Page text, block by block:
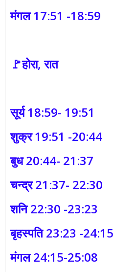
मंगल 17:51 -18:59
🚩होरा, रात
सूर्य 18:59- 19:51
शुक्र 19:51 -20:44
बुध 20:44- 21:37
चन्द्र 21:37- 22:30
शनि 22:30 -23:23
बृहस्पति 23:23 -24:15
मंगल 24:15-25:08